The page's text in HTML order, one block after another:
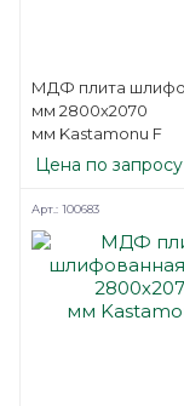
МДФ плита
мм 2800х2070
мм Kastamonu F
Цена по запросу
Арт.: 100683